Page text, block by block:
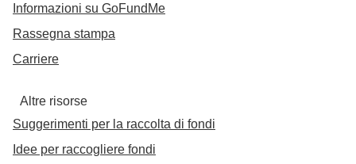
Informazioni su GoFundMe
Rassegna stampa
Carriere
Altre risorse
Suggerimenti per la raccolta di fondi
Idee per raccogliere fondi